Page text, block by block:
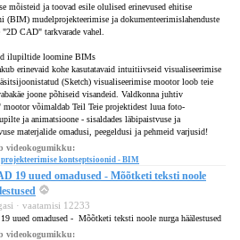
mõisteid ja toovad esile olulised erinevused ehitise
(BIM) mudelprojekteerimise ja dokumenteerimislahenduste
CAD" tarkvarade vahel.
ilupiltide loomine BIMs
erinevaid kohe kasutatavaid intuitiivseid visualiseerimise
(Sketch) visualiseerimise mootor loob teie
joone põhiseid visandeid. Valdkonna juhtiv
võimaldab Teil Teie projektidest luua foto-
ja animatsioone - sisaldades läbipaistvuse ja
materjalide omadusi, peegeldusi ja pehmeid varjusid!
videokogumikku:
kontseptsioonid - BIM
19 uued omadused - Mõõtketi teksti noole
· vaatamisi 12233
uued omadused - Mõõtketi teksti noole nurga häälestused
videokogumikku: